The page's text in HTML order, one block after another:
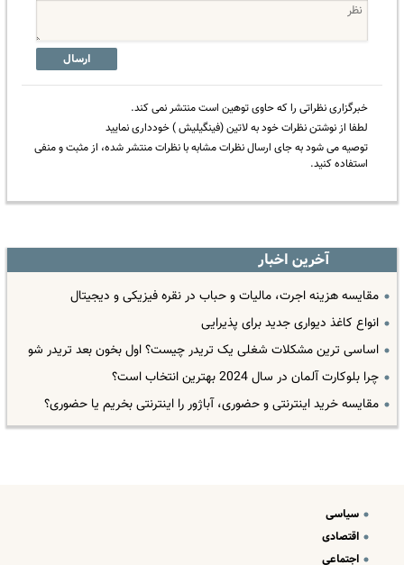
ارسال
خبرگزاری نظراتی را که حاوی توهین است منتشر نمی کند.
لطفا از نوشتن نظرات خود به لاتین (فینگیلیش ) خودداری نمایید
توصیه می شود به جای ارسال نظرات مشابه با نظرات منتشر شده، از مثبت و منفی
استفاده کنید.
آخرین اخبار
مقایسه هزینه اجرت، مالیات و حباب در نقره فیزیکی و دیجیتال
انواع کاغذ دیواری جدید برای پذیرایی
اساسی ترین مشکلات شغلی یک تریدر چیست؟ اول بخون بعد تریدر شو
چرا بلوکارت آلمان در سال 2024 بهترین انتخاب است؟
مقایسه خرید اینترنتی و حضوری، آباژور را اینترنتی بخریم یا حضوری؟
سیاسی
اقتصادی
اجتماعی